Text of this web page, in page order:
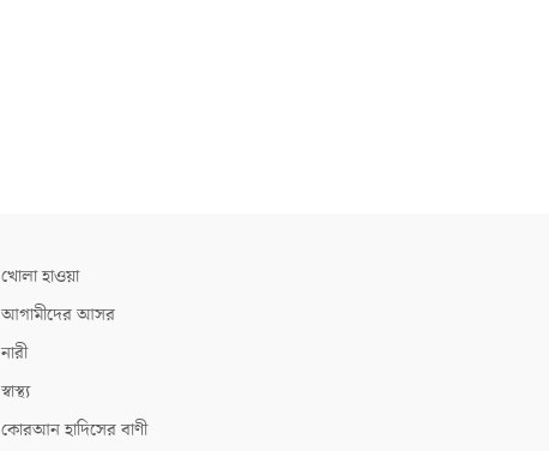
খোলা হাওয়া
আগামীদের আসর
নারী
স্বাস্থ্য
কোরআন হাদিসের বাণী